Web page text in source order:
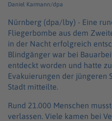
Daniel Karmann/dpa
Nürnberg (dpa/lby) - Eine
Fliegerbombe aus dem
in der Nacht erfolgreich
Blindgänger war bei
entdeckt worden und hatte
Evakuierungen der jüngeren
Stadt mitteilte.
Rund 21.000 Menschen
verlassen. Viele kamen bei